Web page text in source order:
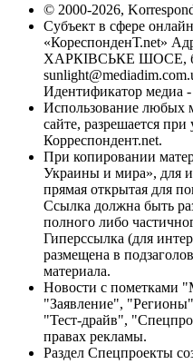
© 2000-2026,
Субъект в сфере
«КореспонденТ.net»
ХАРКІВСЬКЕ ШОСЕ,
Идентификатор медиа
Использование любых
сайте, разрешается
Корреспондент.net.
При копировании
Украины и мира», для
прямая открытая для
Ссылка должна быть
полного либо
Гиперссылка (для
размещена в
материала.
Новости с пометками
"Заявление",
"Тест-драйв",
правах рекламы.
Раздел Спецпроекты